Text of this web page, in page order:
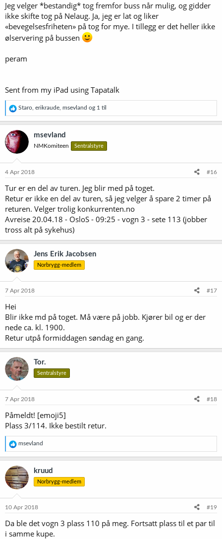
Jeg velger *bestandig* tog fremfor buss når mulig, og gidder
ikke skifte tog på Nelaug. Ja, jeg er lat og liker
«bevegelsesfriheten» på tog for mye. I tillegg er det heller ikke
ølservering på bussen
peram
Sent from my iPad using Tapatalk
R
e
a
k
s
j
o
e
:
Staro erikraude msevland og 1 til
msevland
NMKomiteen Sentralstyre
4 Apr 2018 #16
Tur er en del av turen. Jeg blir med på toget.
Retur er ikke en del av turen, så jeg velger å spare 2 timer på
returen. Velger trolig konkurrenten.no
Avreise 20.04.18 - OsloS - 09:25 - vogn 3 - sete 113 (jobber
tross alt på sykehus)
Jens Erik Jacobsen
Norbrygg-medlem
7 Apr 2018 #17
Hei
Blir ikke md på toget. Må være på jobb. Kjører bil og er der
nede ca. kl. 1900.
Retur utpå formiddagen søndag en gang.
Tor.
Sentralstyre
7 Apr 2018 #18
Påmeldt! [emoji5]
Plass 3/114. Ikke bestilt retur.
R
e
a
k
s
j
o
e
:
msevland
kruud
Norbrygg-medlem
10 Apr 2018 #19
Da ble det vogn 3 plass 110 på meg. Fortsatt plass til et par til
i samme kupe.